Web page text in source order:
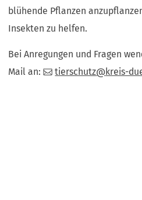
blühende Pflanzen
Insekten zu helfen.
Bei Anregungen und Fragen
Mail an:
tierschutz kreis-